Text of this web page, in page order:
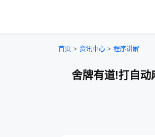
首页 > 资讯中心 > 程序讲解
舍牌有道!打自动